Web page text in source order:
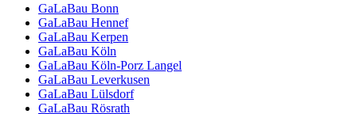
GaLaBau Bonn
GaLaBau Hennef
GaLaBau Kerpen
GaLaBau Köln
GaLaBau Köln-Porz Langel
GaLaBau Leverkusen
GaLaBau Lülsdorf
GaLaBau Rösrath